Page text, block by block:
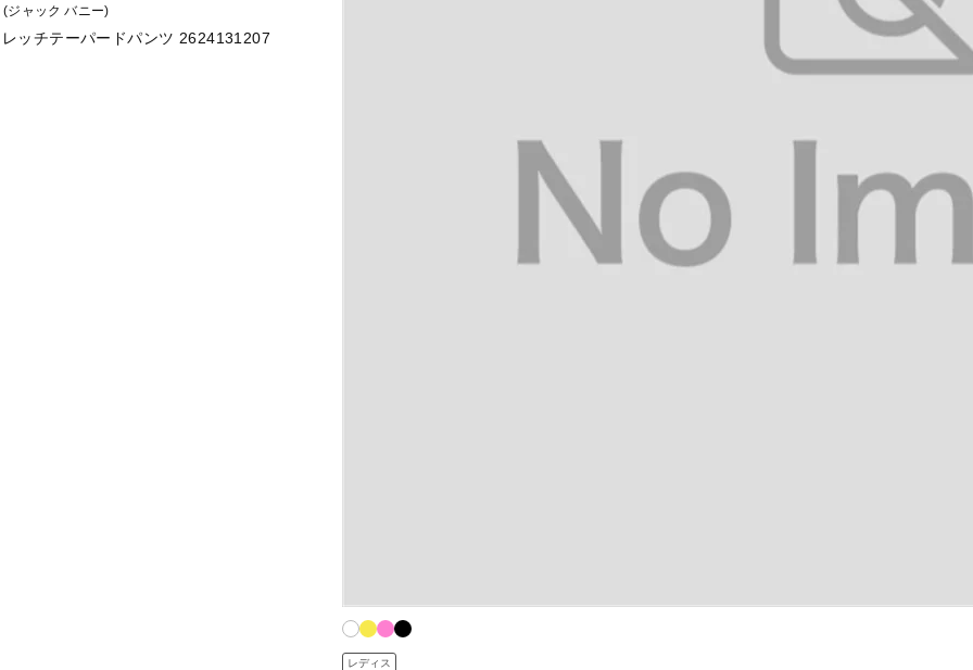
ジャック バニー)
レッチテーパードパンツ 2624131207
レディス